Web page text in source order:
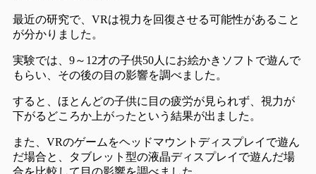
最近の研究で、 VRは視力を回復させる可能性があること
が分かりました。
実験では、9～12才の子供50人にお絵かきソフトで遊んで
もらい、その後の目の影響を調べました。
すると、ほとんどの子供に目の疲労が見られず、 視力が
下がるどころか上がった という結果が出ました。
また、VRのゲームをヘッドマウントディスプレイで遊ん
だ場合と、タブレット型の液晶ディスプレイで遊んだ場
合を比較して目の影響を調べました。